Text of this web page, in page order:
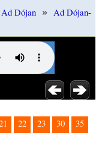
Ad Dójan » Ad Dójan-
22 23 30
35